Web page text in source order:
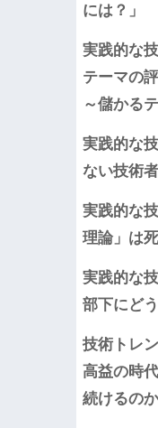
には？」
実践的な
テーマの
～儲かる
実践的な
ない技術
実践的な
理論」は
実践的な
部下にど
技術トレ
高益の時
続けるのか